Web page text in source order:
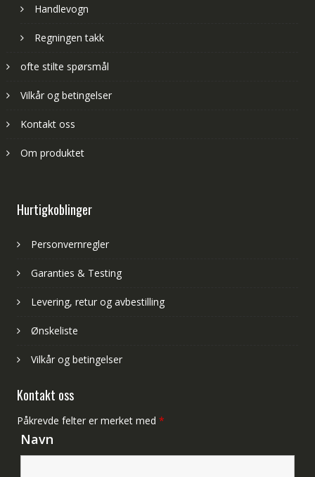
Handlevogn
Regningen takk
ofte stilte spørsmål
Vilkår og betingelser
Kontakt oss
Om produktet
Hurtigkoblinger
Personvernregler
Garanties & Testing
Levering, retur og avbestilling
Ønskeliste
Vilkår og betingelser
Kontakt oss
Påkrevde felter er merket med *
Navn